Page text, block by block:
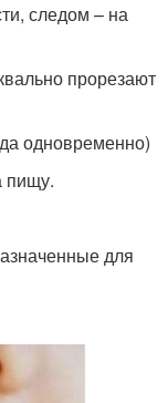
следом – на
прорезают
одновременно)
пищу.
для